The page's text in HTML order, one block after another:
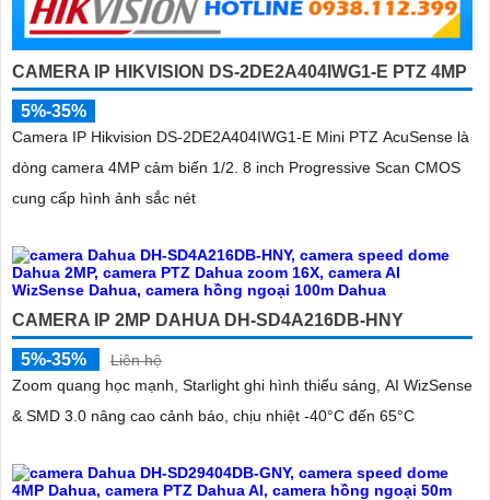
CAMERA IP HIKVISION DS-2DE2A404IWG1-E PTZ 4MP
5%-35%
Camera IP Hikvision DS-2DE2A404IWG1-E Mini PTZ AcuSense là
dòng camera 4MP cảm biến 1/2. 8 inch Progressive Scan CMOS
cung cấp hình ảnh sắc nét
CAMERA IP 2MP DAHUA DH-SD4A216DB-HNY
5%-35%
Liên hệ
Zoom quang học mạnh, Starlight ghi hình thiếu sáng, AI WizSense
& SMD 3.0 nâng cao cảnh báo, chịu nhiệt -40°C đến 65°C